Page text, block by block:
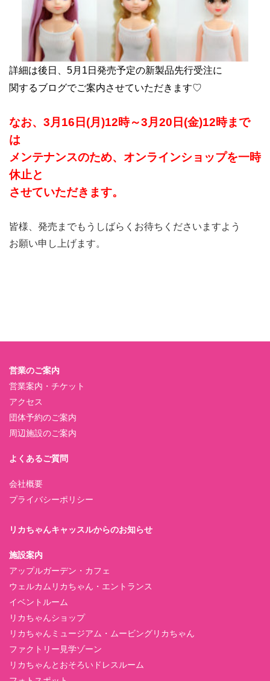
詳細は後日、5月1日発売予定の新製品先行受注に
関するブログでご案内させていただきます♡
なお、3月16日(月)12時～3月20日(金)12時まで
は
メンテナンスのため、オンラインショップを一時
休止と
させていただきます。
皆様、発売までもうしばらくお待ちくださいますよう
お願い申し上げます。
営業のご案内
営業案内・チケット
アクセス
団体予約のご案内
周辺施設のご案内
よくあるご質問
会社概要
プライバシーポリシー
リカちゃんキャッスルからのお知らせ
施設案内
アップルガーデン・カフェ
ウェルカムリカちゃん・エントランス
イベントルーム
リカちゃんショップ
リカちゃんミュージアム・ムービングリカちゃん
ファクトリー見学ゾーン
リカちゃんとおそろいドレスルーム